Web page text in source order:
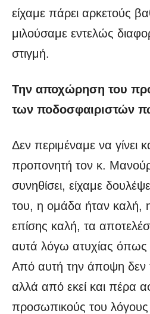
είχαμε πάρει αρκετούς
μιλούσαμε εντελώς
στιγμή.
Την αποχώρηση του
των ποδοσφαιριστών
Δεν περιμέναμε να γίνει
προπονητή τον κ.
συνηθίσει, είχαμε
του, η ομάδα ήταν καλή,
επίσης καλή, τα
αυτά λόγω ατυχίας
Από αυτή την άποψη δεν
αλλά από εκεί και πέρα
προσωπικούς του λόγους